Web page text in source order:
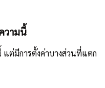
วามนี้
แต่มีการตั้งค่าบางส่วนที่แตก